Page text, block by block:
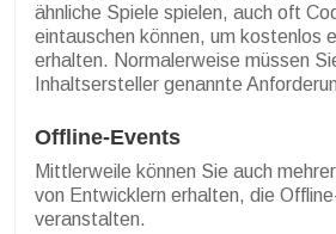
ähnliche Spiele spielen, auch oft
eintauschen können, um kostenlos
erhalten. Normalerweise müssen
Inhaltsersteller genannte
Offline-Events
Mittlerweile können Sie auch
von Entwicklern erhalten, die
veranstalten.